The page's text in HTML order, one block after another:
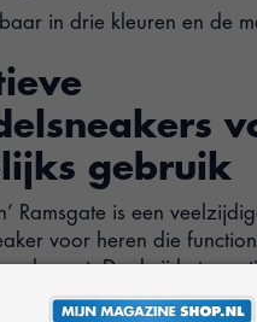
in drie kleuren en de
gebruik
Ramsgate is een
voor heren die
Dankzij het
bovenwerk heeft de